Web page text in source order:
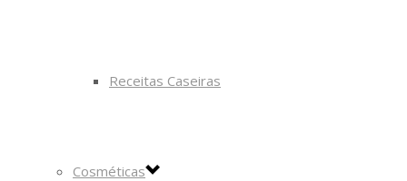
Receitas Caseiras
Cosméticas